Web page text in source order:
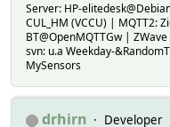
Server: HP-
CUL_HM (VCCU) | MQTT2:
BT@OpenMQTTGw |
svn: u.a Weekday-
MySensors
drhirn
Developer